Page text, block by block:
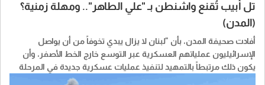
تل أبيب تُقنع واشنطن بـ "علي الطاهر".. ومهلة زمنية؟
(المدن)
أفادت صحيفة المدن، بأن "لبنان لا يزال يبدي تخوفاً من أن يواصل
الإسرائيليون عملياتهم العسكرية عبر التوسع خارج الخط الأصفر، وأن
يكون ذلك مرتبطاً بالتمهيد لتنفيذ عمليات عسكرية جديدة في المرحلة
المقبلة، لا سيما في ظل الإصرار الإسرائيلي على السيطرة على تلة علي